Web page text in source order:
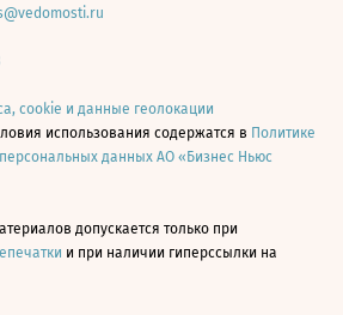
cookie и данные геолокации
использования содержатся в Политике
данных АО «Бизнес Ньюс
допускается только при
и при наличии гиперссылки на